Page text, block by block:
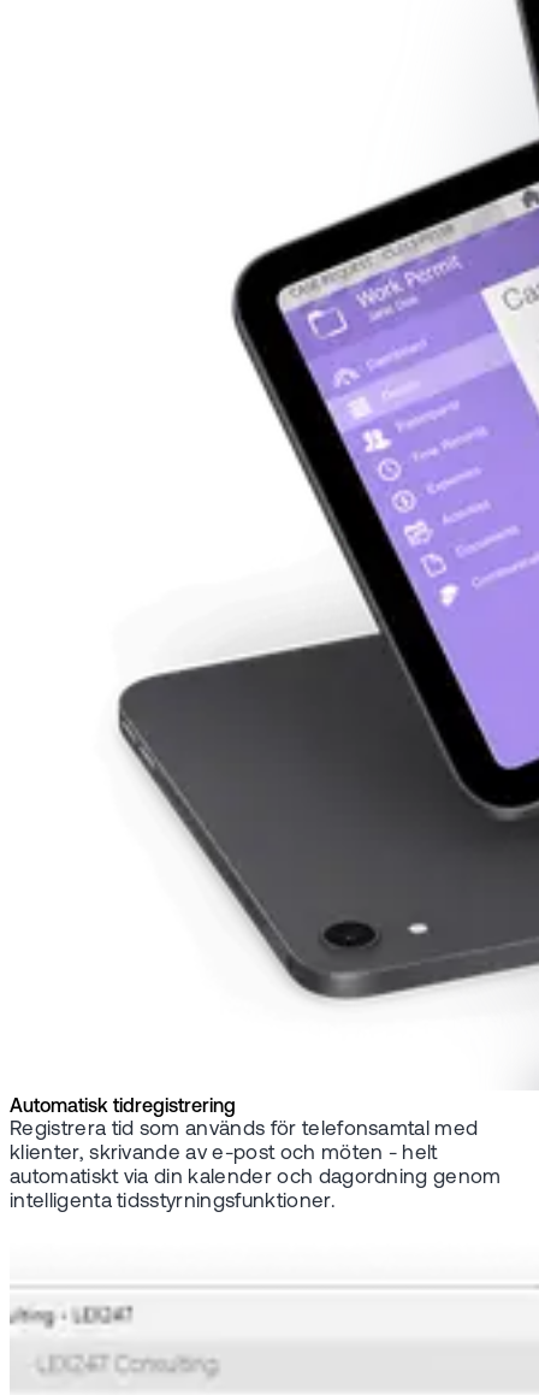
Automatisk tidregistrering
Registrera tid som används för telefonsamtal med
klienter, skrivande av e-post och möten - helt
automatiskt via din kalender och dagordning genom
intelligenta tidsstyrningsfunktioner.